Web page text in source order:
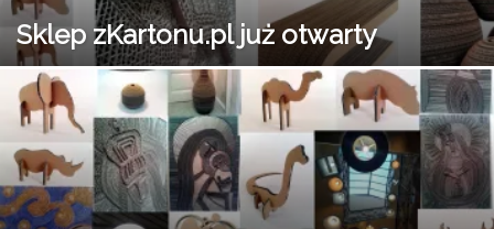
Sklep zKartonu.pl już otwarty